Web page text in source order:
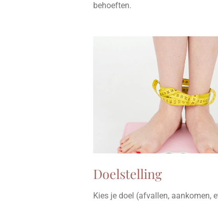
behoeften.
Doelstelling
Kies je doel (afvallen, aankomen,